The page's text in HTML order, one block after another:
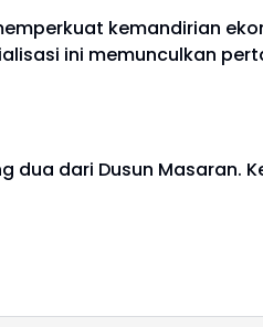
kemandirian
ini memunculkan
dua dari Dusun